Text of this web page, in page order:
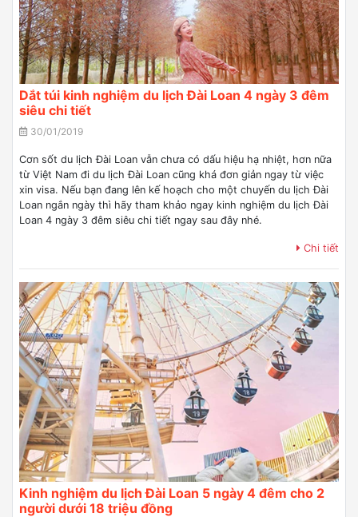
Dắt túi kinh nghiệm du lịch Đài Loan 4 ngày 3 đêm
siêu chi tiết
30/01/2019
Cơn sốt du lịch Đài Loan vẫn chưa có dấu hiệu hạ nhiệt, hơn nữa
từ Việt Nam đi du lịch Đài Loan cũng khá đơn giản ngay từ việc
xin visa. Nếu bạn đang lên kế hoạch cho một chuyến du lịch Đài
Loan ngắn ngày thì hãy tham khảo ngay kinh nghiệm du lịch Đài
Loan 4 ngày 3 đêm siêu chi tiết ngay sau đây nhé.
Chi tiết
Kinh nghiệm du lịch Đài Loan 5 ngày 4 đêm cho 2
người dưới 18 triệu đồng